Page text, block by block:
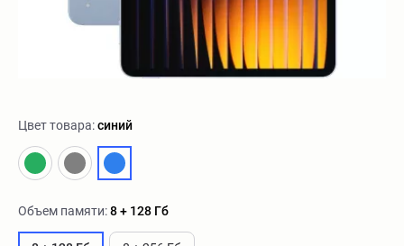
Цвет товара:синий
Объем памяти:8 + 128 Гб